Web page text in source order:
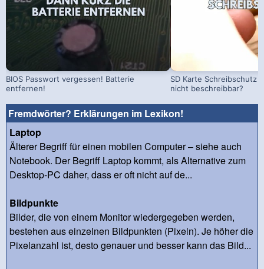
BIOS Passwort vergessen! Batterie
entfernen!
SD Karte Schreibschutz
nicht beschreibbar?
Fremdwörter? Erklärungen im Lexikon!
Laptop
Älterer Begriff für einen mobilen Computer – siehe auch
Notebook. Der Begriff Laptop kommt, als Alternative zum
Desktop-PC daher, dass er oft nicht auf de...
Bildpunkte
Bilder, die von einem Monitor wiedergegeben werden,
bestehen aus einzelnen Bildpunkten (Pixeln). Je höher die
Pixelanzahl ist, desto genauer und besser kann das Bild...